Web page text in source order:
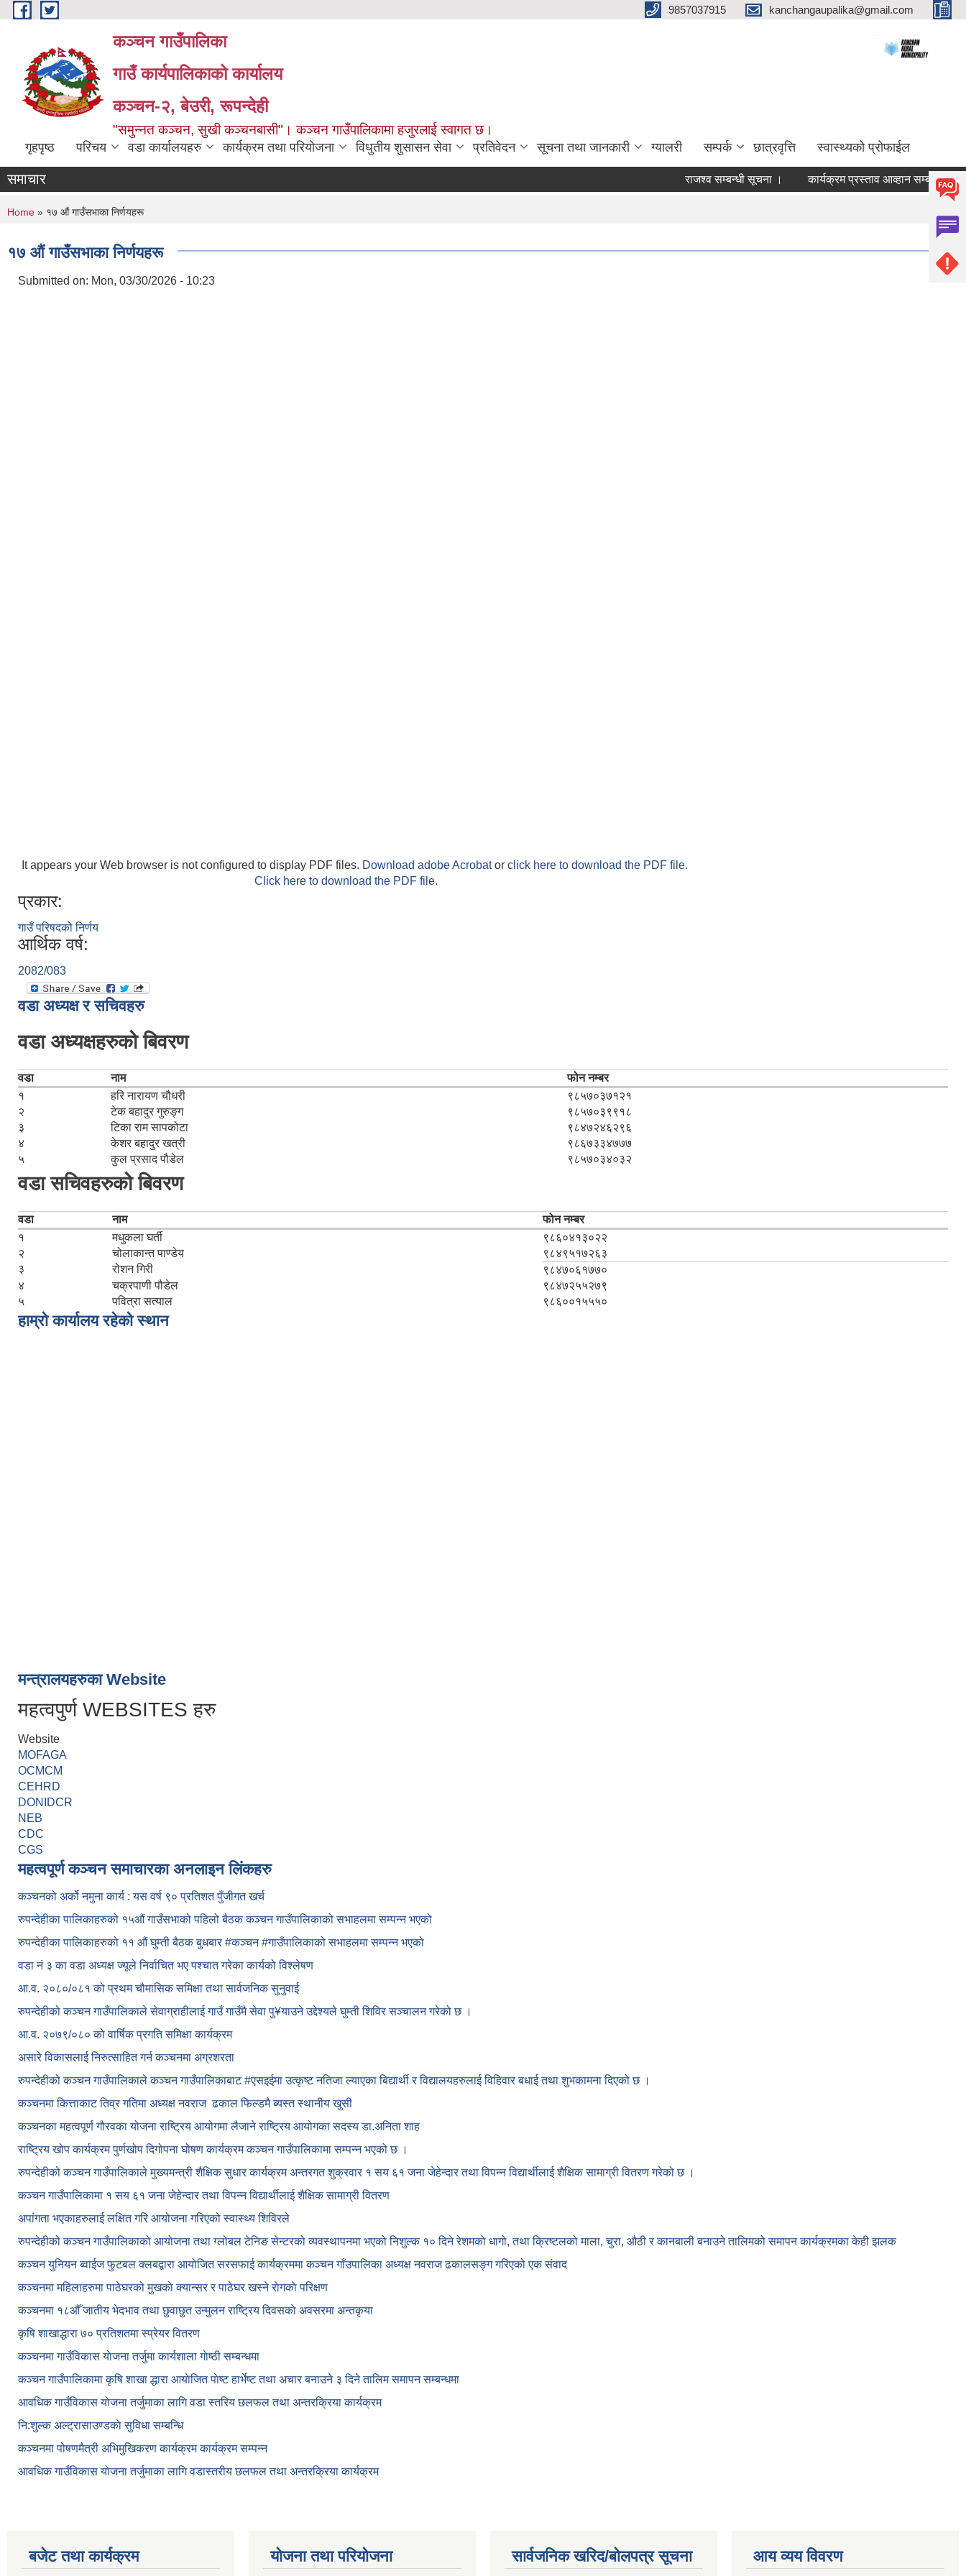
Skip to main content 9857037915 kanchangaupalika@gmail.com
कञ्चन गाउँपालिका
गाउँ कार्यपालिकाको कार्यालय
कञ्‍चन-२, बेउरी, रूपन्देही
"समुन्‍नत कञ्‍चन, सुखी कञ्‍चनबासी"। कञ्चन गाउँपालिकामा हजुरलाई स्वागत छ।
गृहपृष्ठ परिचय वडा कार्यालयहरु कार्यक्रम तथा परियोजना विधुतीय शुसासन सेवा प्रतिवेदन सूचना तथा जानकारी ग्यालरी सम्पर्क छात्रवृत्ति स्वास्थ्यको प्रोफाईल
समाचार राजश्व सम्बन्धी सूचना । कार्यक्रम प्रस्ताव आव्हान सम्बन्धी सूचना ।
You are here
Home » १७ औं गाउँसभाका निर्णयहरू
१७ औं गाउँसभाका निर्णयहरू
Submitted on: Mon, 03/30/2026 - 10:23
It appears your Web browser is not configured to display PDF files. Download adobe Acrobator click here to download the PDF file.
Click here to download the PDF file.
प्रकार:
गाउँ परिषदको निर्णय
आर्थिक वर्ष:
2082/083
वडा अध्यक्ष र सचिवहरु
वडा अध्यक्षहरुको बिवरण
वडा नाम
फोन नम्बर
१
हरि नारायण चौधरी
९८५७०३७१२१
२
टेक बहादुर गुरुङ्ग
९८५७०३९९१८
३
टिका राम सापकोटा
९८४७२४६२९६
४
केशर बहादुर खत्री
९८६७३३४७७७
५
कुल प्रसाद पौडेल ९८५७०३४०३२
वडा सचिवहरुको बिवरण
वडा नाम
फोन नम्बर
१
मधुकला घर्ती
९८६०४१३०२२
२
चोलाकान्त पाण्डेय
९८४९५१७२६३
३
रोशन गिरी
९८४७०६१७७०
४
चक्रपाणी पौडेल
९८४७२५५२७९
५
पवित्रा सत्याल ९८६००१५५५०
हाम्रो कार्यालय रहेको स्थान
मन्त्रालयहरुका Website
महत्वपुर्ण WEBSITES हरु
Website
MOFAGA
OCMCM
CEHRD
DONIDCR
NEB
CDC
CGS
महत्वपूर्ण कञ्चन समाचारका अनलाइन लिंकहरु
कञ्चनको अर्को नमुना कार्य : यस वर्ष ९० प्रतिशत पुँजीगत खर्च
रुपन्देहीका पालिकाहरुको १५औं गाउँसभाको पहिलो बैठक कञ्चन गाउँपालिकाको सभाहलमा सम्पन्न भएको
रुपन्देहीका पालिकाहरुको ११ औं घुम्ती बैठक बुधबार #कञ्चन #गाउँपालिकाको सभाहलमा सम्पन्न भएको
वडा नं ३ का वडा अध्यक्ष ज्यूले निर्वाचित भए पश्चात गरेका कार्यको विश्लेषण
आ.व. २०८०/०८१ को प्रथम चौमासिक समिक्षा तथा सार्वजनिक सुनुवाई
रुपन्देहीको कञ्चन गाउँपालिकाले सेवाग्राहीलाई गाउँ गाउँमै सेवा पु¥याउने उद्देश्यले घुम्ती शिविर सञ्चालन गरेको छ ।
आ.व. २०७९/०८० को वार्षिक प्रगति समिक्षा कार्यक्रम
असारे विकासलाई निरुत्साहित गर्न कञ्चनमा अग्रशरता
रुपन्देहीको कञ्चन गाउँपालिकाले कञ्चन गाउँपालिकाबाट#एसइईमा उत्कृष्ट नतिजा ल्याएका बिद्यार्थी र विद्यालयहरुलाई विहिवार बधाई तथा शुभकामना दिएको छ ।
कञ्चनमा कित्ताकाट तिव्र गतिमा अध्यक्ष नवराज ढकाल फिल्डमै ब्यस्त स्थानीय खुसी
कञ्चनका महत्वपूर्ण गौरवका योजना राष्ट्रिय आयोगमा लैजाने राष्ट्रिय आयोगका सदस्य डा.अनिता शाह
राष्ट्रिय खोप कार्यक्रम पुर्णखोप दिगोपना घोषण कार्यक्रम कञ्‍चन गाउँपालिकामा सम्पन्न भएको छ ।
रुपन्देहीको कञ्चन गाउँपालिकाले मुख्यमन्त्री शैक्षिक सुधार कार्यक्रम अन्तरगत शुक्रवार १ सय ६१ जना जेहेन्दार तथा विपन्न विद्यार्थीलाई शैक्षिक सामाग्री वितरण गरेको छ ।
कञ्चन गाउँपालिकामा १ सय ६१ जना जेहेन्दार तथा विपन्न विद्यार्थीलाई शैक्षिक सामाग्री वितरण
अपांगता भएकाहरुलाई लक्षित गरि आयोजना गरिएको स्वास्थ्य शिविरले
रुपन्देहीको कञ्चन गाउँपालिकाको आयोजना तथा ग्लोबल टेनिङ सेन्टरको व्यवस्थापनमा भएको निशुल्क १० दिने रेशमको धागो, तथा क्रिष्टलको माला, चुरा, औठी र कानबाली बनाउने तालिमको समापन कार्यक्रमका केही झलक
कञ्चन युनियन ब्वाईज फुटबल क्लबद्वारा आयोजित सरसफाई कार्यक्रममा कञ्चन गाँउपालिका अध्यक्ष नवराज ढकालसङ्ग गरिएको एक संवाद
कञ्‍चनमा महिलाहरुमा पाठेघरको मुखकाे क्यान्सर र पाठेघर खस्‍ने राेगकाे परिक्षण
कञ्‍चनमा १८औँ जातीय भेदभाव तथा छुवाछुत उन्मुलन राष्ट्रिय दिवसकाे अवसरमा अन्तकृया
कृषि शाखाद्धारा ७० प्रतिशतमा स्प्रेयर वितरण
कञ्‍चनमा गाउँविकास याेजना तर्जुमा कार्यशाला गाेष्ठी सम्बन्धमा
कञ्‍चन गाउँपालिकामा कृषि शाखा द्धारा आयाेजित पाेष्ट हार्भेष्ट तथा अचार बनाउने ३ दिने तालिम समापन सम्बन्‍धमा
आवधिक गाउँविकास योजना तर्जुमाका लागि वडा स्तरिय छलफल तथा अन्तरक्रिया कार्यक्रम
नि:शुल्क अल्ट्रासाउण्डकाे सुविधा सम्बन्धि
कञ्चनमा पोषणमैत्री अभिमुखिकरण कार्यक्रम कार्यक्रम सम्पन्न
आवधिक गाउँविकास योजना तर्जुमाका लागि वडास्तरीय छलफल तथा अन्तरक्रिया कार्यक्रम
बजेट तथा कार्यक्रम योजना तथा परियोजना सार्वजनिक खरिद/बोलपत्र सूचना आय व्यय विवरण